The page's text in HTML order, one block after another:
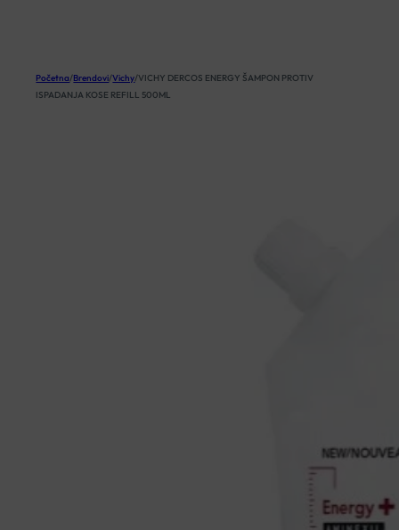
Početna/Brendovi/Vichy/VICHY DERCOS ENERGY ŠAMPON PROTIV
ISPADANJA KOSE REFILL 500ML